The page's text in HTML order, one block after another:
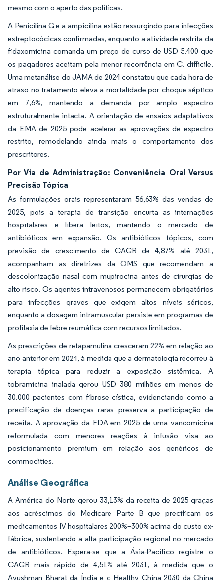
mesmo com o aperto das políticas.
A Penicilina G e a ampicilina estão ressurgindo para infecções
estreptocócicas confirmadas, enquanto a atividade restrita da
fidaxomicina comanda um preço de curso de USD 5.400 que
os pagadores aceitam pela menor recorrência em C. difficile.
Uma metanálise do JAMA de 2024 constatou que cada hora de
atraso no tratamento eleva a mortalidade por choque séptico
em 7,6%, mantendo a demanda por amplo espectro
estruturalmente intacta. A orientação de ensaios adaptativos
da EMA de 2025 pode acelerar as aprovações de espectro
restrito, remodelando ainda mais o comportamento dos
prescritores.
Por Via de Administração: Conveniência Oral Versus
Precisão Tópica
As formulações orais representaram 56,63% das vendas de
2025, pois a terapia de transição encurta as internações
hospitalares e libera leitos, mantendo o mercado de
antibióticos em expansão. Os antibióticos tópicos, com
previsão de crescimento de CAGR de 4,87% até 2031,
acompanham as diretrizes da OMS que recomendam a
descolonização nasal com mupirocina antes de cirurgias de
alto risco. Os agentes intravenosos permanecem obrigatórios
para infecções graves que exigem altos níveis séricos,
enquanto a dosagem intramuscular persiste em programas de
profilaxia de febre reumática com recursos limitados.
As prescrições de retapamulina cresceram 22% em relação ao
ano anterior em 2024, à medida que a dermatologia recorreu à
terapia tópica para reduzir a exposição sistêmica. A
tobramicina inalada gerou USD 380 milhões em menos de
30.000 pacientes com fibrose cística, evidenciando como a
precificação de doenças raras preserva a participação de
receita. A aprovação da FDA em 2025 de uma vancomicina
reformulada com menores reações à infusão visa ao
posicionamento premium em relação aos genéricos de
commodities.
Análise Geográfica
A América do Norte gerou 33,13% da receita de 2025 graças
aos acréscimos do Medicare Parte B que precificam os
medicamentos IV hospitalares 200%–300% acima do custo ex-
fábrica, sustentando a alta participação regional no mercado
de antibióticos. Espera-se que a Ásia-Pacífico registre o
CAGR mais rápido de 4,51% até 2031, à medida que o
Ayushman Bharat da Índia e o Healthy China 2030 da China